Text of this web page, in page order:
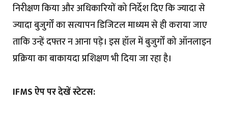
निरीक्षण किया और अधिकारियों को निर्देश दिए कि ज्यादा से
ज्यादा बुजुर्गों का सत्यापन डिजिटल माध्यम से ही कराया जाए
ताकि उन्हें दफ्तर न आना पड़े। इस हॉल में बुजुर्गों को ऑनलाइन
प्रक्रिया का बाकायदा प्रशिक्षण भी दिया जा रहा है।
IFMS ऐप पर देखें स्टेटस: